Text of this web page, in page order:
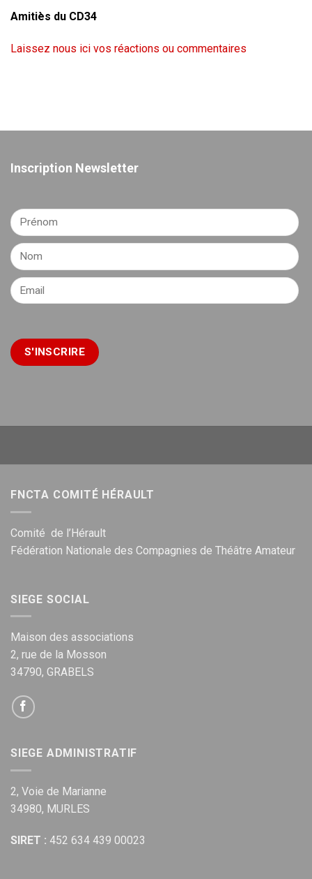
Amitiès du CD34
Laissez nous ici vos réactions ou commentaires
Inscription Newsletter
FNCTA COMITÉ HÉRAULT
Comité de l’Hérault
Fédération Nationale des Compagnies de Théâtre Amateur
SIEGE SOCIAL
Maison des associations
2, rue de la Mosson
34790, GRABELS
SIEGE ADMINISTRATIF
2, Voie de Marianne
34980, MURLES
SIRET : 452 634 439 00023